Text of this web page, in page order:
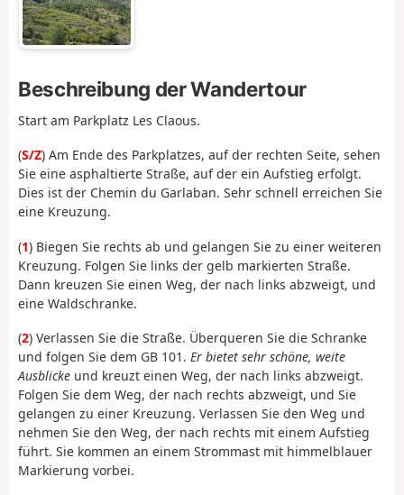
Beschreibung der Wandertour
Start am Parkplatz Les Claous.
(S/Z) Am Ende des Parkplatzes, auf der rechten Seite, sehen
Sie eine asphaltierte Straße, auf der ein Aufstieg erfolgt.
Dies ist der Chemin du Garlaban. Sehr schnell erreichen Sie
eine Kreuzung.
(1) Biegen Sie rechts ab und gelangen Sie zu einer weiteren
Kreuzung. Folgen Sie links der gelb markierten Straße.
Dann kreuzen Sie einen Weg, der nach links abzweigt, und
eine Waldschranke.
(2) Verlassen Sie die Straße. Überqueren Sie die Schranke
und folgen Sie dem GB 101. Er bietet sehr schöne, weite
Ausblicke und kreuzt einen Weg, der nach links abzweigt.
Folgen Sie dem Weg, der nach rechts abzweigt, und Sie
gelangen zu einer Kreuzung. Verlassen Sie den Weg und
nehmen Sie den Weg, der nach rechts mit einem Aufstieg
führt. Sie kommen an einem Strommast mit himmelblauer
Markierung vorbei.